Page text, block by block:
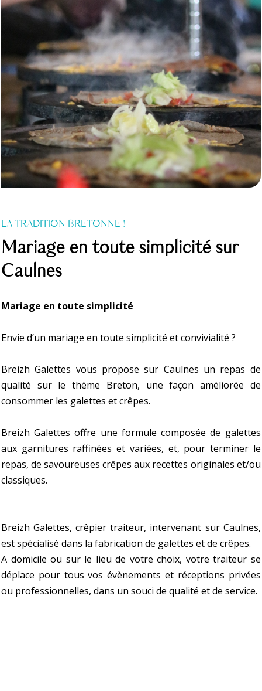
LA TRADITION BRETONNE !
Mariage en toute simplicité sur
Caulnes
Mariage en toute simplicité
Envie d’un mariage en toute simplicité et convivialité ?
Breizh Galettes vous propose sur Caulnes un repas de
qualité sur le thème Breton, une façon améliorée de
consommer les galettes et crêpes.
Breizh Galettes offre une formule composée de galettes
aux garnitures raffinées et variées, et, pour terminer le
repas, de savoureuses crêpes aux recettes originales et/ou
classiques.
Breizh Galettes, crêpier traiteur, intervenant sur Caulnes,
est spécialisé dans la fabrication de galettes et de crêpes.
A domicile ou sur le lieu de votre choix, votre traiteur se
déplace pour tous vos évènements et réceptions privées
ou professionnelles, dans un souci de qualité et de service.